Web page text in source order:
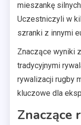
mieszankę
Uczestniczyli w
szranki z innymi
Znaczące wyniki
tradycyjnymi
rywalizacji rugby
kluczowe dla
Znaczące